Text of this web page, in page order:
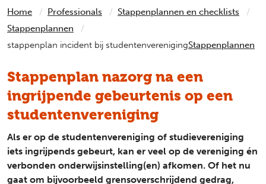
Home Professionals
Stappenplannen en checklists
Stappenplannen
stappenplan incident bij studentenverenigingStappenplannen
Stappenplan nazorg na een
ingrijpende gebeurtenis op een
studentenvereniging
Als er op de studentenvereniging of studievereniging
iets ingrijpends gebeurt, kan er veel op de vereniging én
verbonden onderwijsinstelling(en) afkomen. Of het nu
gaat om bijvoorbeeld grensoverschrijdend gedrag,